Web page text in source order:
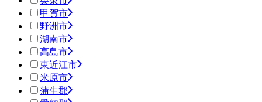
甲賀市
野洲市
湖南市
高島市
東近江市
米原市
蒲生郡